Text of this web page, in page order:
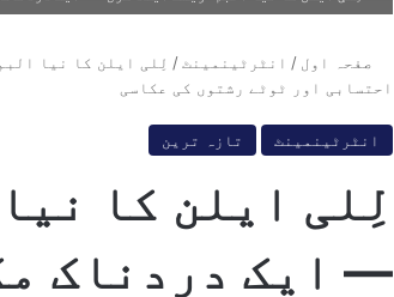
صفحہ اول / انٹرٹینمینٹ/ لِلی ایلن کا نیا
احتسابی اور ٹوٹے رشتوں کی عکاسی
انٹرٹینمینٹ تازہ ترین
لِلی ایلن کا
— ایک دردناک